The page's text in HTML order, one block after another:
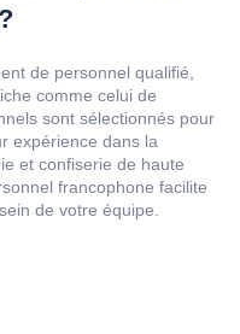
de personnel qualifié,
comme celui de
sont sélectionnés pour
expérience dans la
et confiserie de haute
francophone facilite
de votre équipe.